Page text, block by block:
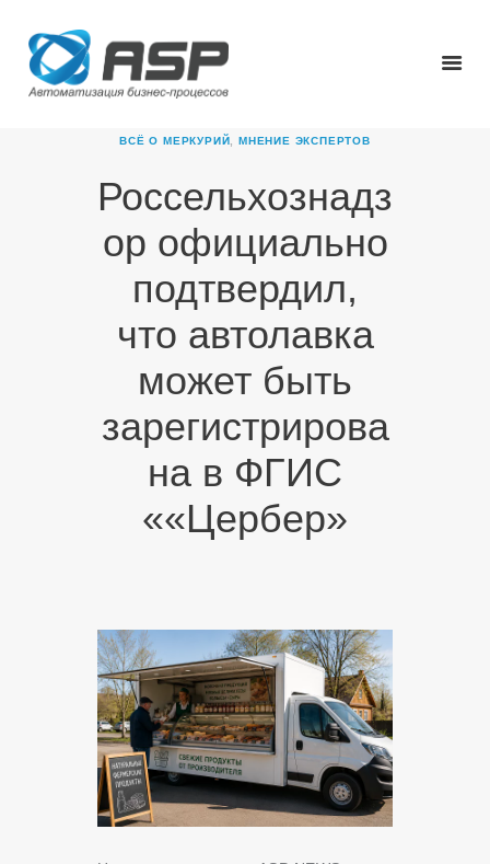
ВСЁ О МЕРКУРИЙ МНЕНИЕ ЭКСПЕРТОВ
Россельхознадз
ор официально
подтвердил,
что автолавка
может быть
зарегистрирова
на в ФГИС
««Цербер»
ГЛАВНАЯ
О КОМПАНИИ
НОВОСТИ
КАРЬЕРА
ПАРТНЕРЫ
КОНТАКТЫ